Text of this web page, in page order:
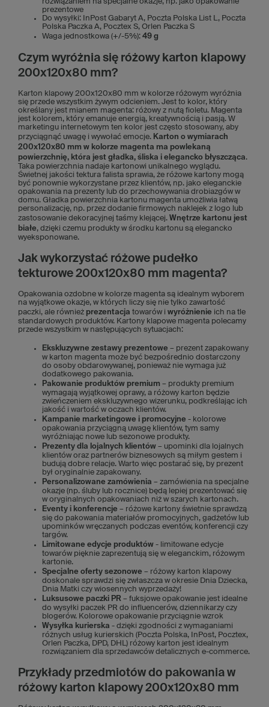
prezentowe
Do wysyłki: InPost Gabaryt A, Poczta Polska List L, Poczta
Polska Paczka A, Pocztex S, Orlen Paczka S
Waga jednostkowa (+/-5%): 49 g
Czym wyróżnia się różowy karton klapowy
200x120x80 mm?
Karton klapowy 200x120x80 mm w kolorze różowym wyróżnia
się przede wszystkim żywym odcieniem. Jest to kolor, który
określany jest mianem magenta: różowy z nutą fioletu. Magenta
jest kolorem, który emanuje energią, kreatywnością i pasją. W
marketingu internetowym ten kolor jest często stosowany, aby
przyciągnąć uwagę i wywołać emocje. Karton o wymiarach
200x120x80 mm w kolorze magenta ma powlekaną
powierzchnię, która jest gładka, śliska i elegancko błyszcząca.
Taka powierzchnia nadaje kartonowi unikalnego wyglądu.
Świetnej jakości tektura falista sprawia, że różowe kartony mogą
być ponownie wykorzystane przez klientów, np. jako eleganckie
opakowania na prezenty lub do przechowywania drobiazgów w
domu. Gładka powierzchnia kartonu magenta umożliwia łatwą
personalizację, np. przez dodanie firmowych naklejek z logo lub
zastosowanie dekoracyjnej taśmy klejącej. Wnętrze kartonu jest
białe, dzięki czemu produkty w środku kartonu są elegancko
wyeksponowane.
Jak wykorzystać różowe pudełko
tekturowe 200x120x80 mm magenta?
Opakowania ozdobne w kolorze magenta są idealnym wyborem
na wyjątkowe okazje, w których liczy się nie tylko zawartość
paczki, ale również prezentacja towarów i wyróżnienie ich na tle
standardowych produktów. Kartony klapowe magenta polecamy
przede wszystkim w następujących sytuacjach:
Ekskluzywne zestawy prezentowe – prezent zapakowany
w karton magenta może być bezpośrednio dostarczony
do osoby obdarowywanej, ponieważ nie wymaga już
dodatkowego pakowania.
Pakowanie produktów premium – produkty premium
wymagają wyjątkowej oprawy, a różowy karton będzie
zwieńczeniem ekskluzywnego wizerunku, podkreślając ich
jakość i wartość w oczach klientów.
Kampanie marketingowe i promocyjne - kolorowe
opakowania przyciągną uwagę klientów, tym samy
wyróżniając nowe lub sezonowe produkty.
Prezenty dla lojalnych klientów – upominki dla lojalnych
klientów oraz partnerów biznesowych są miłym gestem i
budują dobre relacje. Warto więc postarać się, by prezent
był oryginalnie zapakowany.
Personalizowane zamówienia – zamówienia na specjalne
okazje (np. śluby lub rocznice) będą lepiej prezentować się
w oryginalnych opakowaniach niż w szarych kartonach.
Eventy i konferencje – różowe kartony świetnie sprawdzą
się do pakowania materiałów promocyjnych, gadżetów lub
upominków wręczanych podczas eventów, konferencji czy
targów.
Limitowane edycje produktów - limitowane edycje
towarów pięknie zaprezentują się w eleganckim, różowym
kartonie.
Specjalne oferty sezonowe – różowy karton klapowy
doskonale sprawdzi się zwłaszcza w okresie Dnia Dziecka,
Dnia Matki czy wiosennych wyprzedaży!
Luksusowe paczki PR – fuksjowe opakowanie jest idealne
do wysyłki paczek PR do influencerów, dziennikarzy czy
blogerów. Kolorowe opakowanie przyciągnie wzrok
Wysyłka kurierska - dzięki zgodności z wymaganiami
różnych usług kurierskich (Poczta Polska, InPost, Pocztex,
Orlen Paczka, DPD, DHL) różowy karton jest idealnym
rozwiązaniem dla sprzedawców detalicznych e-commerce.
Przykłady przedmiotów do pakowania w
różowy karton klapowy 200x120x80 mm